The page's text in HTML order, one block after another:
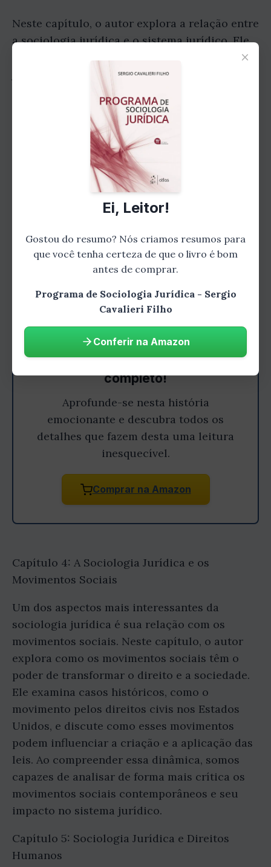
Neste capítulo, o autor explora a relação entre
a sociologia jurídica e o sistema jurídico. Ele
jurídicas são influenciadas por fatores sociais,
como cultura, política e economia. Ao
entender essas influências, somos capazes de
avaliar criticamente o sistema jurídico
existente e propor mudanças que reflitam
melhor as necessidades da sociedade.
Gostou do resumo? Leia o livro
completo!
Aprofunde-se nesta história
emocionante e descubra todos os
detalhes que fazem desta uma leitura
inesquecível.
Comprar na Amazon
Capítulo 4: A Sociologia Jurídica e os
Movimentos Sociais
Um dos aspectos mais interessantes da
sociologia jurídica é sua relação com os
movimentos sociais. Neste capítulo, o autor
explora como os movimentos sociais têm o
poder de transformar o direito e a sociedade.
Ele examina casos históricos, como o
movimento pelos direitos civis nos Estados
Unidos, e discute como esses movimentos
podem influenciar a criação e a aplicação das
leis. Ao compreender essa dinâmica, somos
capazes de analisar de forma mais crítica os
movimentos sociais contemporâneos e seu
impacto no sistema jurídico.
Capítulo 5: Sociologia Jurídica e Direitos
Humanos
×
Ei, Leitor!
Gostou do resumo? Nós criamos resumos para
que você tenha certeza de que o livro é bom
antes de comprar.
Programa de Sociologia Jurídica - Sergio
Cavalieri Filho
Conferir na Amazon